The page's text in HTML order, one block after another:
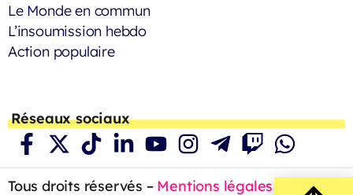
Le Monde en commun
L’insoumission hebdo
Action populaire
Réseaux sociaux
Tous droits réservés – Mentions légales – 2023